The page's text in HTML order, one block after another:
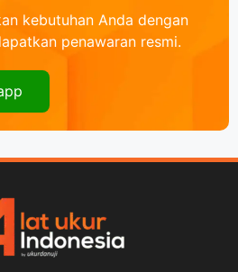
kebutuhan Anda dengan
penawaran resmi.